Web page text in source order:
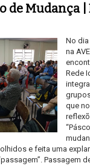
de Mudança
No dia
na
Rede
que
e feita uma
Passagem